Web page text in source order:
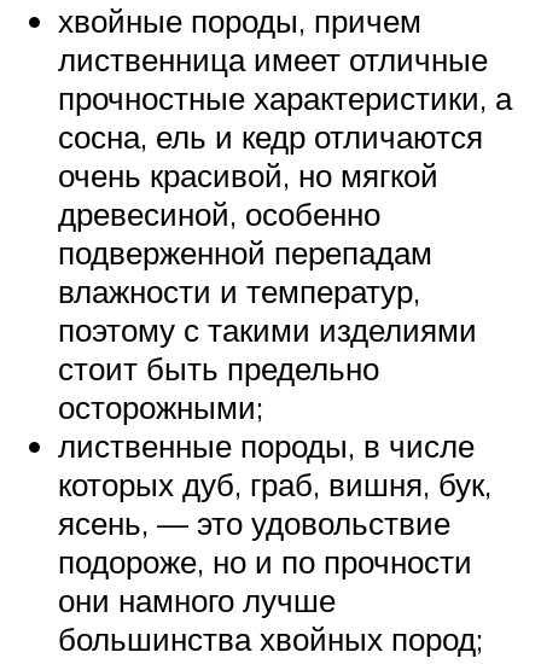
хвойные породы, причем
лиственница имеет отличные
прочностные характеристики, а
сосна, ель и кедр отличаются
очень красивой, но мягкой
древесиной, особенно
подверженной перепадам
влажности и температур,
поэтому с такими изделиями
стоит быть предельно
осторожными;
лиственные породы, в числе
которых дуб, граб, вишня, бук,
ясень, — это удовольствие
подороже, но и по прочности
они намного лучше
большинства хвойных пород;